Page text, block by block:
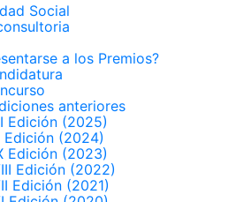
Social
a los Premios?
anteriores
Edición (2025)
Edición (2024)
Edición (2023)
Edición (2022)
Edición (2021)